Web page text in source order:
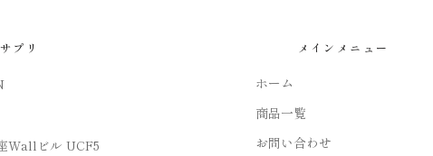
プリ
Wallビル UCF5
メインメニュー
ホーム
商品一覧
お問い合わせ